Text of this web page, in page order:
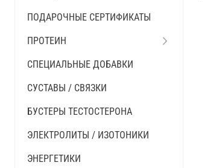
ПОДАРОЧНЫЕ СЕРТИФИКАТЫ
ПРОТЕИН
СПЕЦИАЛЬНЫЕ ДОБАВКИ
СУСТАВЫ / СВЯЗКИ
БУСТЕРЫ ТЕСТОСТЕРОНА
ЭЛЕКТРОЛИТЫ / ИЗОТОНИКИ
ЭНЕРГЕТИКИ